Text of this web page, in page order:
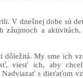
V dnešnej dobe sú
a
dôležitá. My sme ich
viesť ich, aby
s dieťaťom